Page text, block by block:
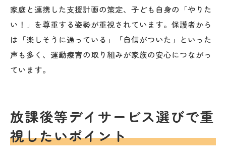
家庭と連携した支援計画の策定、子ども自身の「やりた
い！」を尊重する姿勢が重視されています。保護者から
は「楽しそうに通っている」「自信がついた」といった
声も多く、運動療育の取り組みが家族の安心につながっ
ています。
放課後等デイサービス選びで重
視したいポイント